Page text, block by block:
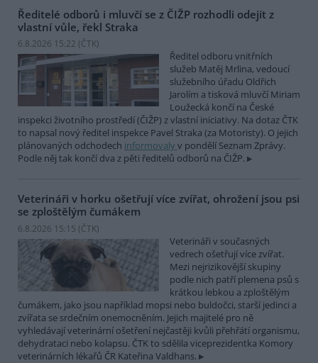
Ředitelé odborů i mluvčí se z ČIŽP rozhodli odejít z
vlastní vůle, řekl Straka
6.8.2026 15:22 (ČTK)
Ředitel odboru vnitřních
služeb Matěj Mrlina, vedoucí
služebního úřadu Oldřich
Jarolím a tisková mluvčí Miriam
Loužecká končí na České
inspekci životního prostředí (ČIŽP) z vlastní iniciativy. Na dotaz ČTK
to napsal nový ředitel inspekce Pavel Straka (za Motoristy). O jejich
plánovaných odchodech informovaly v pondělí Seznam Zprávy.
Podle něj tak končí dva z pěti ředitelů odborů na ČIŽP.
Veterináři v horku ošetřují více zvířat, ohrožení jsou psi
se zploštělým čumákem
6.8.2026 15:15 (ČTK)
Veterináři v současných
vedrech ošetřují více zvířat.
Mezi nejrizikovější skupiny
podle nich patří plemena psů s
krátkou lebkou a zploštělým
čumákem, jako jsou například mopsi nebo buldočci, starší jedinci a
zvířata se srdečním onemocněním. Jejich majitelé pro ně
vyhledávají veterinární ošetření nejčastěji kvůli přehřátí organismu,
dehydrataci nebo kolapsu. ČTK to sdělila viceprezidentka Komory
veterinárních lékařů ČR Kateřina Valdhans.